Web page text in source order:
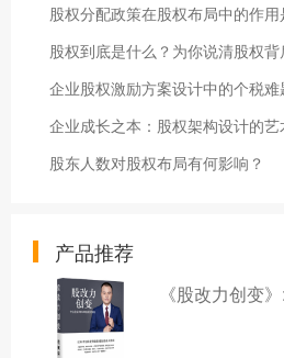
股权分配政策在股权布局中的作用
股权到底是什么？为你说清股权
企业股权激励方案设计中的个税难
企业成长之本：股权架构设计的
股东人数对股权布局有何影响？
产品推荐
《股改力创变